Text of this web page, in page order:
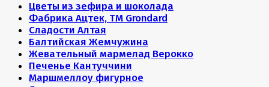
Цветы из зефира и шоколада
Фабрика Ацтек, ТМ Grondard
Сладости Алтая
Балтийская Жемчужина
Жевательный мармелад Верокко
Печенье Кантуччини
Маршмеллоу фигурное